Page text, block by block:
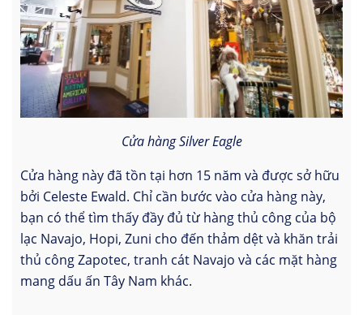
Cửa hàng Silver Eagle
Cửa hàng này đã tồn tại hơn 15 năm và được sở hữu
bởi Celeste Ewald. Chỉ cần bước vào cửa hàng này,
bạn có thể tìm thấy đầy đủ từ hàng thủ công của bộ
lạc Navajo, Hopi, Zuni cho đến thảm dệt và khăn trải
thủ công Zapotec, tranh cát Navajo và các mặt hàng
mang dấu ấn Tây Nam khác.